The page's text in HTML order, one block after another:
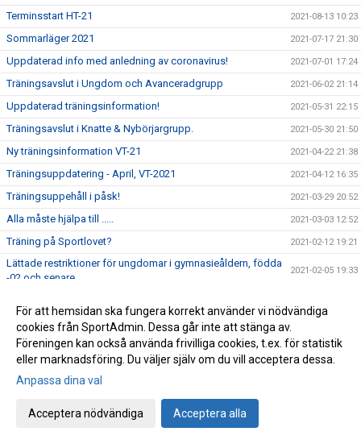
Terminsstart HT-21 2021-08-13 10:23
Sommarläger 2021 2021-07-17 21:30
Uppdaterad info med anledning av coronavirus! 2021-07-01 17:24
Träningsavslut i Ungdom och Avanceradgrupp 2021-06-02 21:14
Uppdaterad träningsinformation! 2021-05-31 22:15
Träningsavslut i Knatte & Nybörjargrupp. 2021-05-30 21:50
Ny träningsinformation VT-21 2021-04-22 21:38
Träningsuppdatering - April, VT-2021 2021-04-12 16:35
Träningsuppehåll i påsk! 2021-03-29 20:52
Alla måste hjälpa till ..... 2021-03-03 12:52
Träning på Sportlovet? 2021-02-12 19:21
Lättade restriktioner för ungdomar i gymnasieåldern, födda
-02 och senare.
2021-02-05 19:33
Kort sammanfattning inför vårterminen 2021
Viktigt! - Uppdatera medlemsinformation! 2021-01-20 11:23
Info angående träningsstart VT-21 2021-01-06 15:11
Ordförande har ordet!
Årets pristagare 2020 (Året då Covid-19 gäckade oss alla)
För att hemsidan ska fungera korrekt använder vi nödvändiga
cookies från SportAdmin. Dessa går inte att stänga av.
Föreningen kan också använda frivilliga cookies, t.ex. för statistik
eller marknadsföring. Du väljer själv om du vill acceptera dessa.
Anpassa dina val
Acceptera nödvändiga Acceptera alla